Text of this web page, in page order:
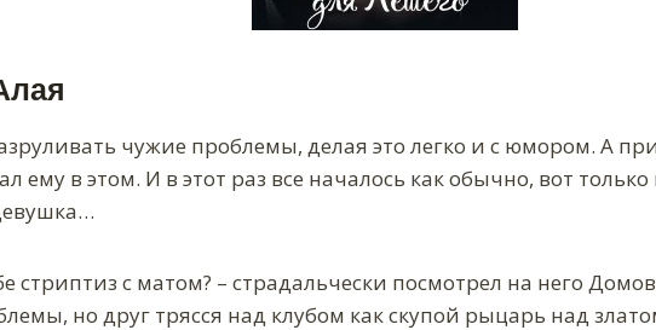
чужие проблемы, делая это легко и с юмором. А
ему в этом. И в этот раз все началось как обычно, вот
стриптиз с матом? – страдальчески посмотрел на него
но друг трясся над клубом как скупой рыцарь над